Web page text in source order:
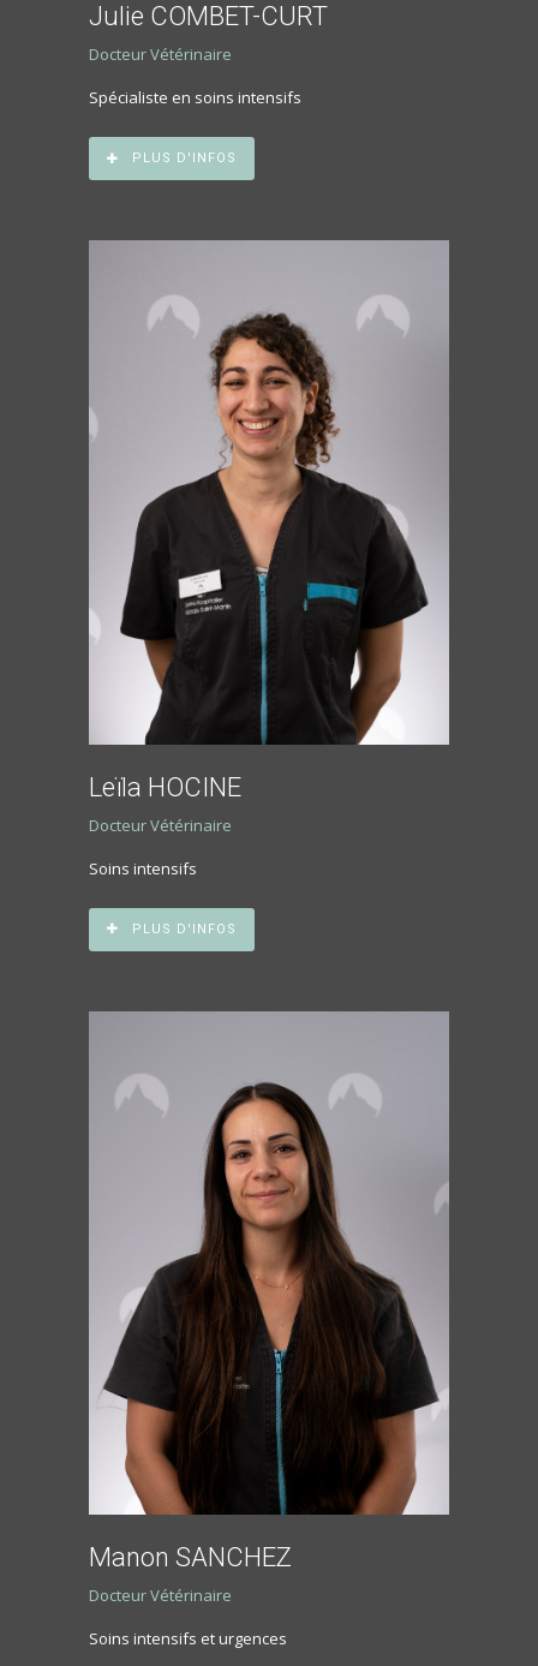
Julie COMBET-CURT
Docteur Vétérinaire
Spécialiste en soins intensifs
PLUS D'INFOS
Leïla HOCINE
Docteur Vétérinaire
Soins intensifs
PLUS D'INFOS
Manon SANCHEZ
Docteur Vétérinaire
Soins intensifs et urgences